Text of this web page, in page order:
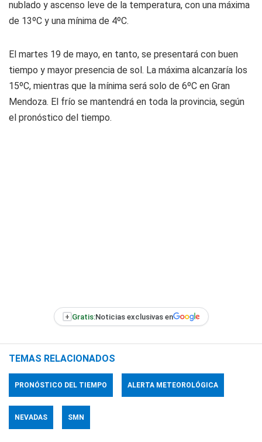
nublado y ascenso leve de la temperatura, con una máxima
de 13ºC y una mínima de 4ºC.
El martes 19 de mayo, en tanto, se presentará con buen
tiempo y mayor presencia de sol. La máxima alcanzaría los
15ºC, mientras que la mínima será solo de 6ºC en Gran
Mendoza. El frío se mantendrá en toda la provincia, según
el pronóstico del tiempo.
+ Gratis:Noticias exclusivas en
TEMAS RELACIONADOS
PRONÓSTICO DEL TIEMPO ALERTA METEOROLÓGICA
NEVADAS SMN